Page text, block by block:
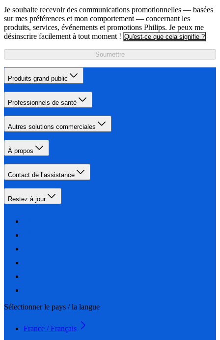
Je souhaite recevoir des communications promotionnelles — basées
sur mes préférences et mon comportement — concernant les
produits, services, événements et promotions Philips. Je peux me
désinscrire facilement à tout moment ! Qu'est-ce que cela signifie ?
Soumettre
Produits grand public
Professionnels de santé
Autres solutions commerciales
À propos
Contact de l’assistance
Restez à jour
Sélectionner le pays / la langue
France / Français